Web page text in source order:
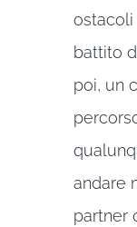
ostacoli
battito
poi, un
andare
partner